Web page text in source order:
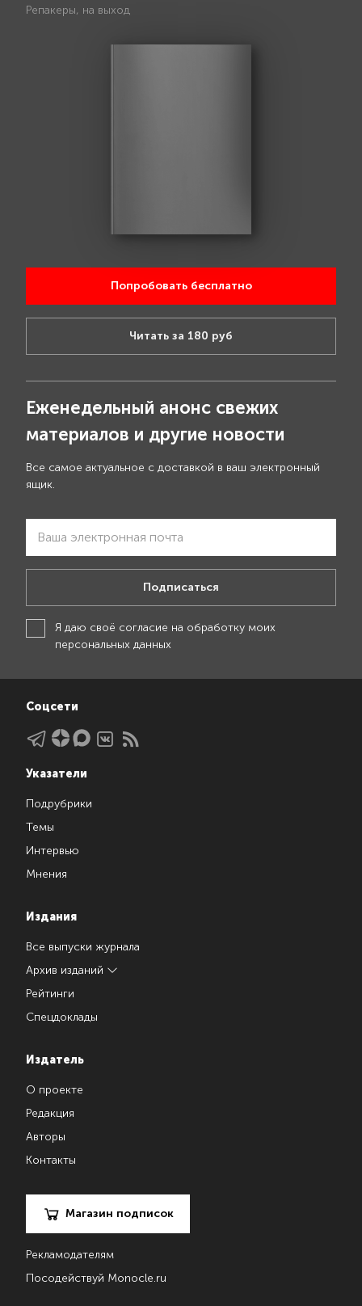
Репакеры, на выход
Попробовать бесплатно
Читать за 180 руб
Еженедельный анонс свежих
материалов и другие новости
Все самое актуальное с доставкой в ваш электронный
ящик.
Подписаться
Я даю своё согласие на обработку моих
персональных данных
Соцсети
Указатели
Подрубрики
Темы
Интервью
Мнения
Издания
Все выпуски журнала
Архив изданий
Рейтинги
Спецдоклады
Издатель
О проекте
Редакция
Авторы
Контакты
Магазин подписок
Рекламодателям
Посодействуй Monocle.ru